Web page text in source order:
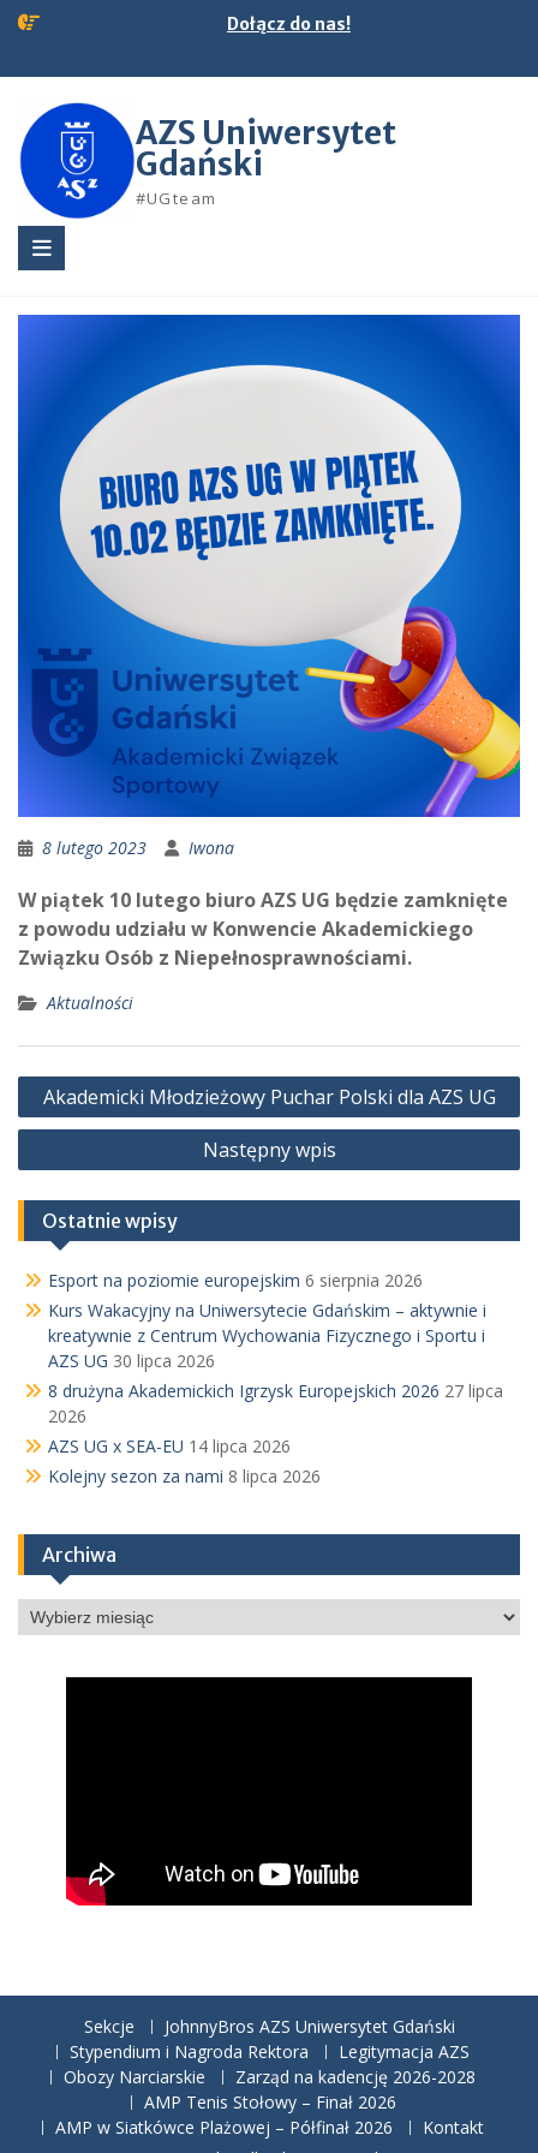
Skip
Dołącz do nas!
AZS Uniwersytet
Gdański
#UGteam
8 lutego 2023 Iwona
W piątek 10 lutego biuro AZS UG będzie zamknięte
z powodu udziału w Konwencie Akademickiego
Związku Osób z Niepełnosprawnościami.
Aktualności
Nawigacja
wpisu
Akademicki Młodzieżowy Puchar Polski dla AZS UG
Następny wpis
Ostatnie wpisy
Esport na poziomie europejskim 6 sierpnia 2026
Kurs Wakacyjny na Uniwersytecie Gdańskim – aktywnie i
kreatywnie z Centrum Wychowania Fizycznego i Sportu i
AZS UG 30 lipca 2026
8 drużyna Akademickich Igrzysk Europejskich 2026 27 lipca
2026
AZS UG x SEA-EU 14 lipca 2026
Kolejny sezon za nami 8 lipca 2026
Archiwa
Archiwa
Sekcje
JohnnyBros AZS Uniwersytet Gdański
Stypendium i Nagroda Rektora
Legitymacja AZS
Obozy Narciarskie
Zarząd na kadencję 2026-2028
AMP Tenis Stołowy – Finał 2026
AMP w Siatkówce Plażowej – Półfinał 2026
Kontakt